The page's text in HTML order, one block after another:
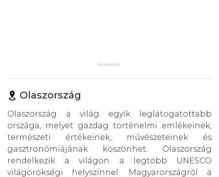
Olaszország
Olaszország a világ egyik leglátogatottabb
országa, melyet gazdag történelmi emlékeinek,
természeti értékeinek, művészeteinek és
gasztronómiájának köszönhet. Olaszország
rendelkezik a világon a legtöbb UNESCO
világörökségi helyszínnel. Magyarországról a